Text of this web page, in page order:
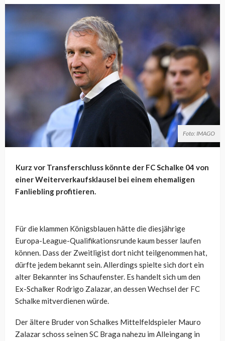
Foto: IMAGO
Kurz vor Transferschluss könnte der FC Schalke 04 von
einer Weiterverkaufsklausel bei einem ehemaligen
Fanliebling profitieren.
Für die klammen Königsblauen hätte die diesjährige
Europa-League-Qualifikationsrunde kaum besser laufen
können. Dass der Zweitligist dort nicht teilgenommen hat,
dürfte jedem bekannt sein. Allerdings spielte sich dort ein
alter Bekannter ins Schaufenster. Es handelt sich um den
Ex-Schalker Rodrigo Zalazar, an dessen Wechsel der FC
Schalke mitverdienen würde.
Der ältere Bruder von Schalkes Mittelfeldspieler Mauro
Zalazar schoss seinen SC Braga nahezu im Alleingang in